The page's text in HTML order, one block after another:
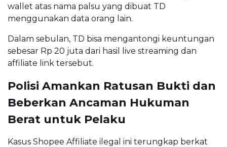
wallet atas nama palsu yang dibuat TD
menggunakan data orang lain.
Dalam sebulan, TD bisa mengantongi keuntungan
sebesar Rp 20 juta dari hasil live streaming dan
affiliate link tersebut.
Polisi Amankan Ratusan Bukti dan
Beberkan Ancaman Hukuman
Berat untuk Pelaku
Kasus Shopee Affiliate ilegal ini terungkap berkat